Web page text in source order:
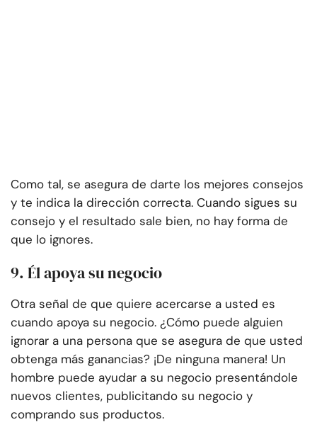
Como tal, se asegura de darte los mejores consejos
y te indica la dirección correcta. Cuando sigues su
consejo y el resultado sale bien, no hay forma de
que lo ignores.
9. Él apoya su negocio
Otra señal de que quiere acercarse a usted es
cuando apoya su negocio. ¿Cómo puede alguien
ignorar a una persona que se asegura de que usted
obtenga más ganancias? ¡De ninguna manera! Un
hombre puede ayudar a su negocio presentándole
nuevos clientes, publicitando su negocio y
comprando sus productos.